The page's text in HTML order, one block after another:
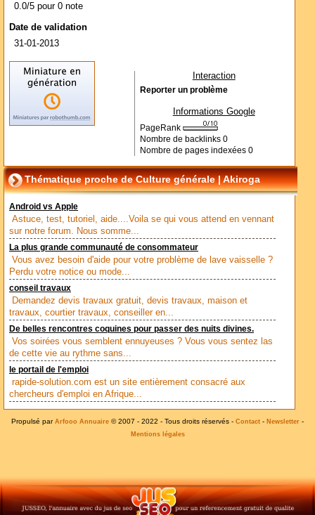
0.0/5 pour 0 note
Date de validation
31-01-2013
Interaction
Reporter un problème
Informations Google
PageRank
Nombre de backlinks 0
Nombre de pages indexées 0
Thématique proche de Culture générale | Akiroga
Android vs Apple
Astuce, test, tutoriel, aide....Voila se qui vous attend en vennant
sur notre forum. Nous somme...
La plus grande communauté de consommateur
Vous avez besoin d'aide pour votre problème de lave vaisselle ?
Perdu votre notice ou mode...
conseil travaux
Demandez devis travaux gratuit, devis travaux, maison et
travaux, courtier travaux, conseiller en...
De belles rencontres coquines pour passer des nuits divines.
Vos soirées vous semblent ennuyeuses ? Vous vous sentez las
de cette vie au rythme sans...
le portail de l'emploi
rapide-solution.com est un site entièrement consacré aux
chercheurs d'emploi en Afrique...
Propulsé par Arfooo Annuaire © 2007 - 2022 - Tous droits réservés - Contact - Newsletter -
Mentions légales